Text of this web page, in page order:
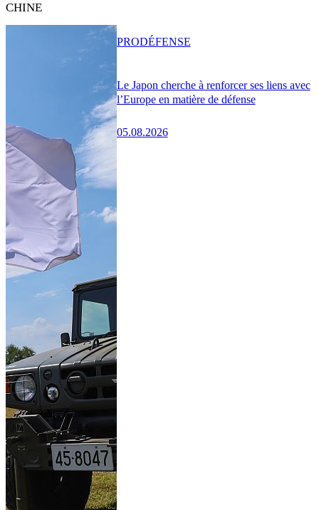
CHINE
Le Japon cherche à renforcer ses liens avec
l’Europe en matière de défense
05.08.2026
PRODÉFENSE